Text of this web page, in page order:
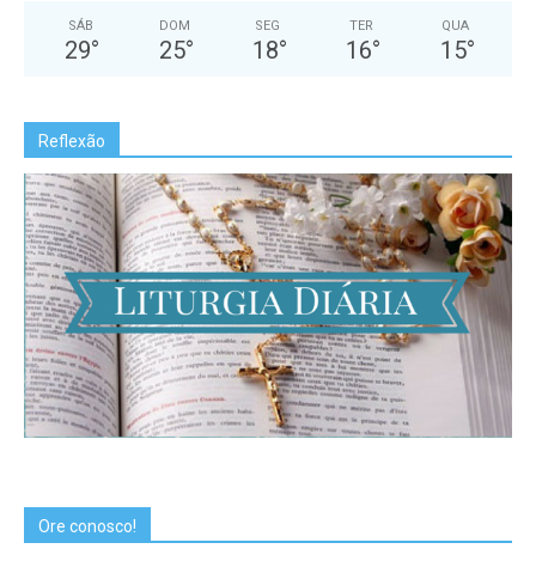
SÁB
29°
DOM
25°
SEG
18°
TER
16°
QUA
15°
Reflexão
Ore conosco!